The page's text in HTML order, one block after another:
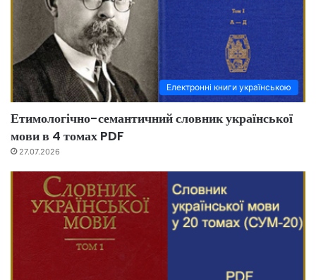
Електронні книги українською
Етимологічно-семантичний словник української
мови в 4 томах PDF
27.07.2026